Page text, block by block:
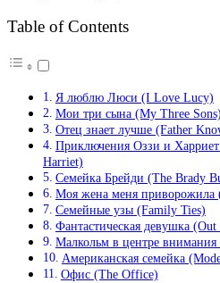
Table of Contents
Я люблю Люси (I Love Lucy)
Мои три сына (My Three Sons)
Отец знает лучше (Father
Приключения Оззи и
Harriet)
Семейка Брейди (The Brady
Моя жена меня приворожила
Семейные узы (Family Ties)
Фантастическая девушка
Малкольм в центре
Американская семейка
Офис (The Office)